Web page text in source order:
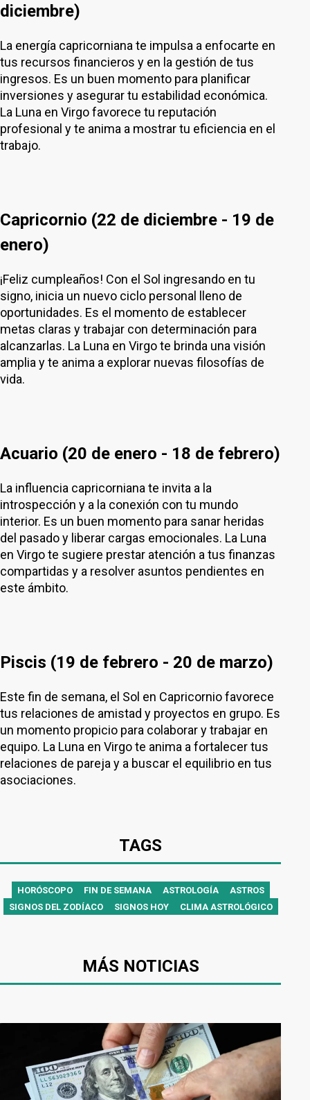
diciembre)
La energía capricorniana te impulsa a enfocarte en
tus recursos financieros y en la gestión de tus
ingresos. Es un buen momento para planificar
inversiones y asegurar tu estabilidad económica.
La Luna en Virgo favorece tu reputación
profesional y te anima a mostrar tu eficiencia en el
trabajo.
Capricornio (22 de diciembre - 19 de
enero)
¡Feliz cumpleaños! Con el Sol ingresando en tu
signo, inicia un nuevo ciclo personal lleno de
oportunidades. Es el momento de establecer
metas claras y trabajar con determinación para
alcanzarlas. La Luna en Virgo te brinda una visión
amplia y te anima a explorar nuevas filosofías de
vida.
Acuario (20 de enero - 18 de febrero)
La influencia capricorniana te invita a la
introspección y a la conexión con tu mundo
interior. Es un buen momento para sanar heridas
del pasado y liberar cargas emocionales. La Luna
en Virgo te sugiere prestar atención a tus finanzas
compartidas y a resolver asuntos pendientes en
este ámbito.
Piscis (19 de febrero - 20 de marzo)
Este fin de semana, el Sol en Capricornio favorece
tus relaciones de amistad y proyectos en grupo. Es
un momento propicio para colaborar y trabajar en
equipo. La Luna en Virgo te anima a fortalecer tus
relaciones de pareja y a buscar el equilibrio en tus
asociaciones.
TAGS
HORÓSCOPO FIN DE SEMANA ASTROLOGÍA
ASTROS
SIGNOS DEL ZODÍACO
SIGNOS HOY CLIMA ASTROLÓGICO
MÁS NOTICIAS